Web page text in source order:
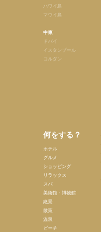
ハワイ島
マウイ島
中東
ドバイ
イスタンブール
ヨルダン
何をする？
ホテル
グルメ
ショッピング
リラックス
スパ
美術館・博物館
絶景
散策
温泉
ビーチ